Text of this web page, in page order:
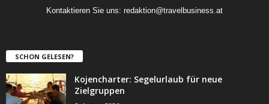
Kontaktieren Sie uns: redaktion@travelbusiness.at
SCHON GELESEN?
Kojencharter: Segelurlaub für neue
Zielgruppen